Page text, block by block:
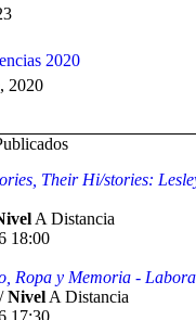
2020
2020
Their Hi/stories:
A Distancia
18:00
Ropa y Memoria -
Nivel A Distancia